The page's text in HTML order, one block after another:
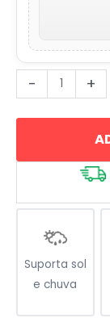
-
flor
quantidade
+
Suporta sol
e chuva